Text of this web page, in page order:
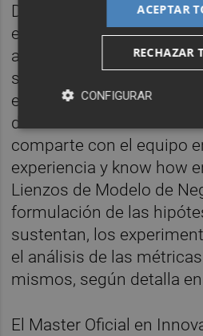
De Miguel, Responsable
español de The Startup
asesor de
se encarga de ayudar a
emprendedores en fases
descubrir su modelo de
comparte con el equipo
experiencia y know how
Lienzos de Modelo de
formulación de las
sustentan, los
el análisis de las
mismos, según detalla
El Master Oficial en
ACEPTAR
RECHAZAR
CONFIGURAR